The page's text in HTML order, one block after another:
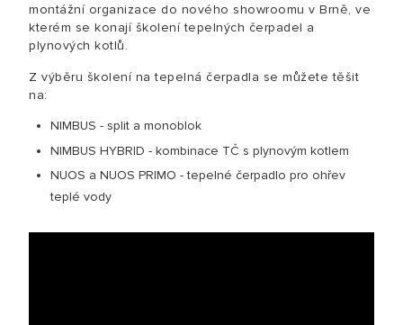
montážní organizace do nového showroomu v Brně, ve
kterém se konají školení tepelných čerpadel a
plynových kotlů.
Z výběru školení na tepelná čerpadla se můžete těšit
na:
NIMBUS - split a monoblok
NIMBUS HYBRID - kombinace TČ s plynovým kotlem
NUOS a NUOS PRIMO - tepelné čerpadlo pro ohřev
teplé vody